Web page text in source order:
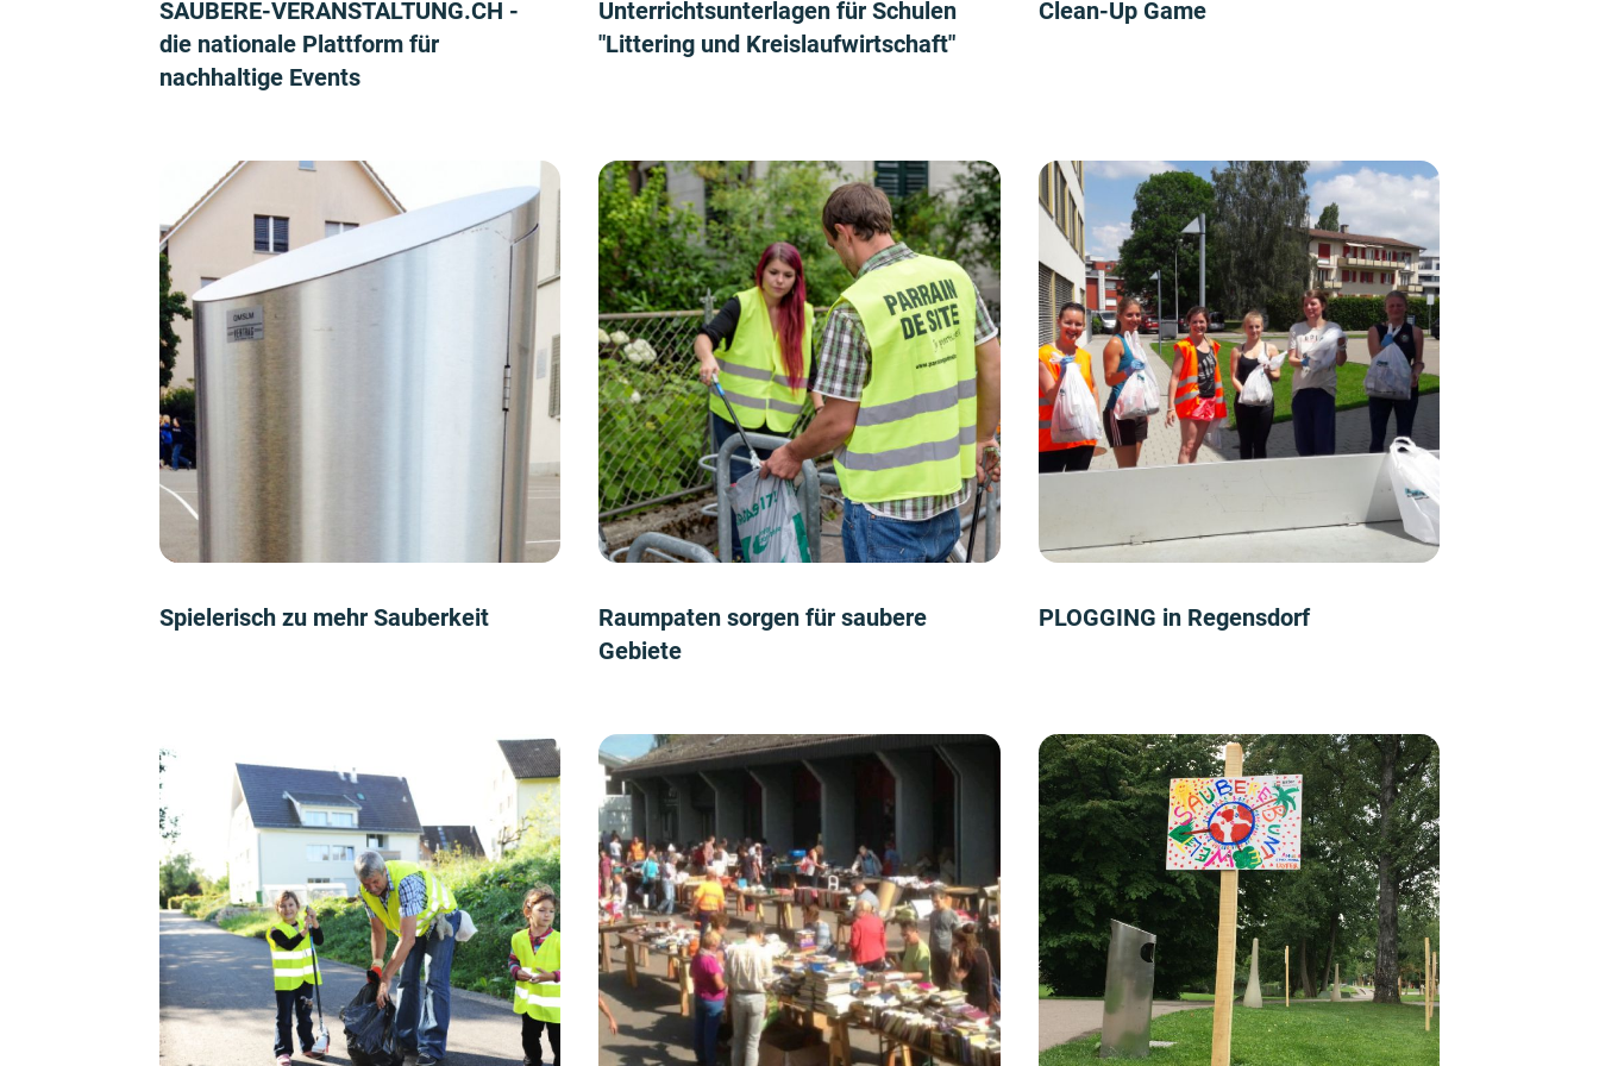
SAUBERE-VERANSTALTUNG.CH -
die nationale Plattform für
nachhaltige Events
Unterrichtsunterlagen für Schulen
"Littering und Kreislaufwirtschaft"
Clean-Up Game
Spielerisch zu mehr Sauberkeit
Raumpaten sorgen für saubere
Gebiete
PLOGGING in Regensdorf